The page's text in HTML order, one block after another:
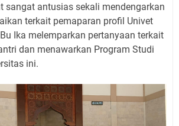
sangat antusias sekali mendengarkan
terkait pemaparan profil Univet
Ika melemparkan pertanyaan terkait
dan menawarkan Program Studi
ini.